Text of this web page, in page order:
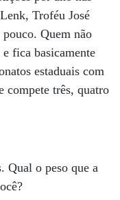
Troféu José
Quem não
fica basicamente
estaduais com
compete três, quatro
Qual o peso que a